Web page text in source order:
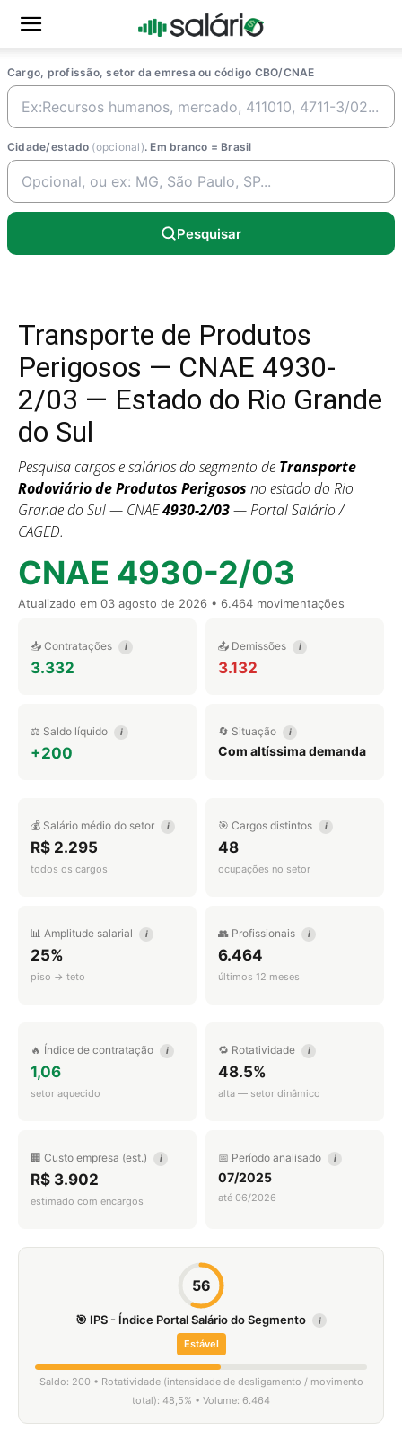
Cargo, profissão, setor da emresa ou código CBO/CNAE
Cidade/estado (opcional). Em branco = Brasil
Pesquisar
Transporte de Produtos
Perigosos — CNAE 4930-
2/03 — Estado do Rio Grande
do Sul
Pesquisa cargos e salários do segmento de Transporte
Rodoviário de Produtos Perigosos no estado do Rio
Grande do Sul — CNAE4930-2/03— Portal Salário /
CAGED.
CNAE 4930-2/03
Atualizado em 03 agosto de 2026 • 6.464 movimentações
📥 Contratações i
3.332
📤 Demissões i
3.132
⚖️ Saldo líquido i
+200
🔄 Situação i
Com altíssima demanda
💰 Salário médio do setor i
R$ 2.295
todos os cargos
🎯 Cargos distintos i
48
ocupações no setor
📊 Amplitude salarial i
25%
piso → teto
👥 Profissionais i
6.464
últimos 12 meses
🔥 Índice de contratação i
1,06
setor aquecido
🔁 Rotatividade i
48.5%
alta — setor dinâmico
🏢 Custo empresa (est.) i
R$ 3.902
estimado com encargos
📅 Período analisado i
07/2025
até 06/2026
56
🎯 IPS - Índice Portal Salário do Segmento i
Estável
Saldo: 200 • Rotatividade (intensidade de desligamento / movimento
total): 48,5% • Volume: 6.464